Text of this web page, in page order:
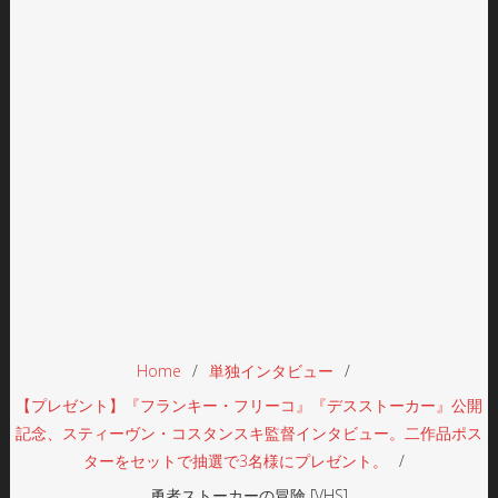
Home
単独インタビュー
【プレゼント】『フランキー・フリーコ』『デスストーカー』公開
記念、スティーヴン・コスタンスキ監督インタビュー。二作品ポス
ターをセットで抽選で3名様にプレゼント。